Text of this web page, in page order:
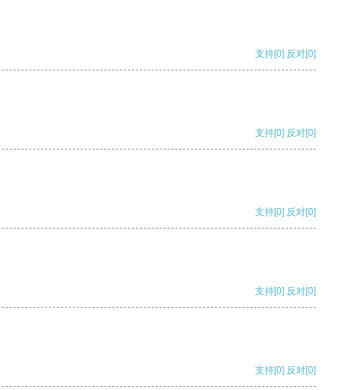
支持[0] 反对[0]
支持[0] 反对[0]
支持[0] 反对[0]
支持[0] 反对[0]
支持[0] 反对[0]